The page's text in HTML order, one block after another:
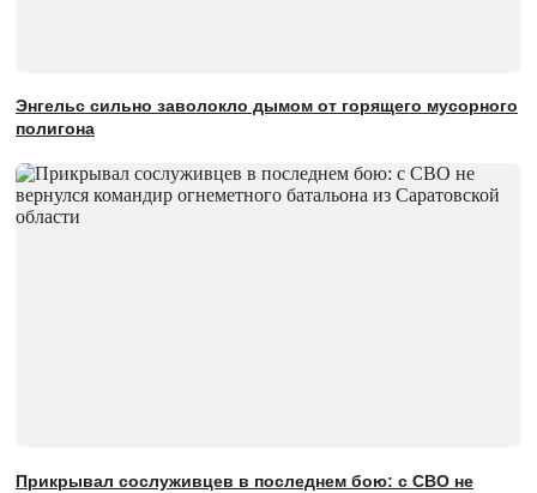
Энгельс сильно заволокло дымом от горящего мусорного
полигона
Прикрывал сослуживцев в последнем бою: с СВО не